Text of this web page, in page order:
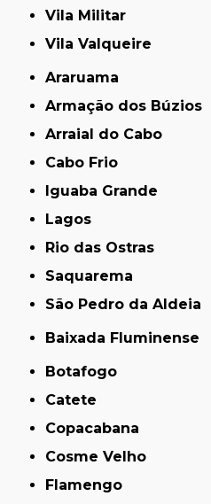
Vila Militar
Vila Valqueire
Araruama
Armação dos Búzios
Arraial do Cabo
Cabo Frio
Iguaba Grande
Lagos
Rio das Ostras
Saquarema
São Pedro da Aldeia
Baixada Fluminense
Botafogo
Catete
Copacabana
Cosme Velho
Flamengo